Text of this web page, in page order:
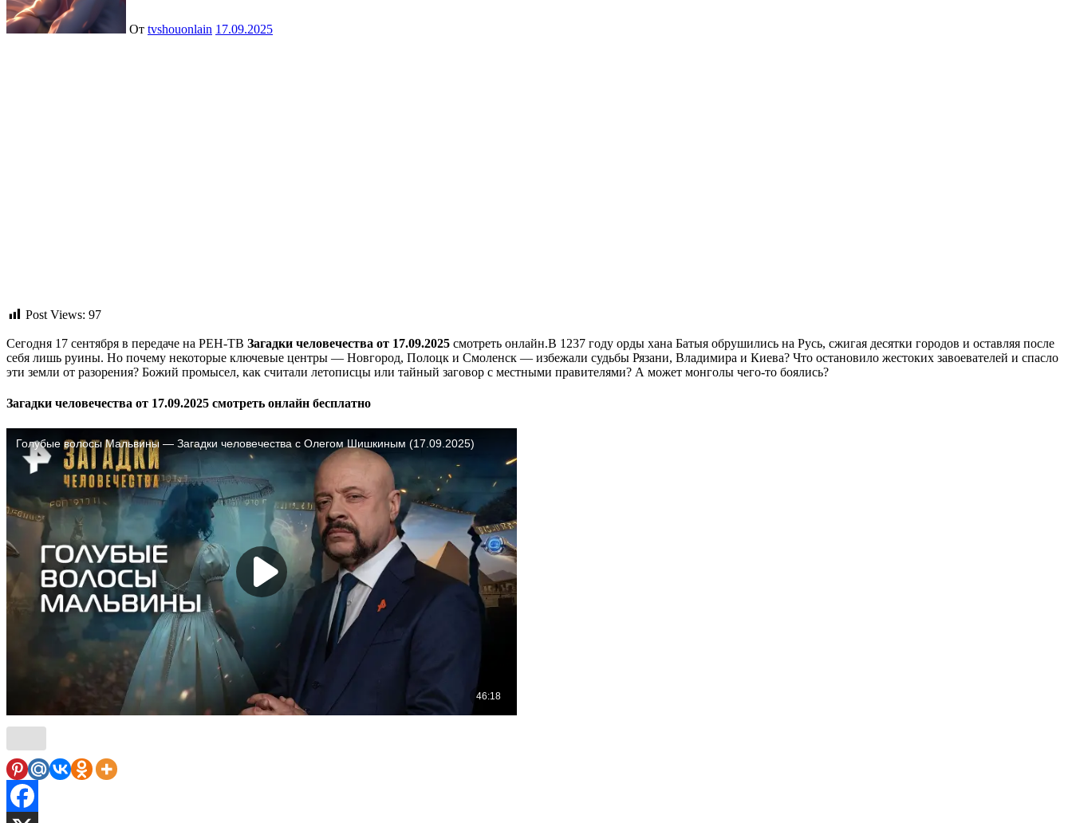
От tvshouonlain 17.09.2025
Post Views: 97
Сегодня 17 сентября в передаче на РЕН-ТВ Загадки человечества от 17.09.2025 смотреть онлайн.В 1237 году орды хана Батыя обрушились на Русь, сжигая десятки городов и оставляя после
себя лишь руины. Но почему некоторые ключевые центры — Новгород, Полоцк и Смоленск — избежали судьбы Рязани, Владимира и Киева? Что остановило жестоких завоевателей и спасло
эти земли от разорения? Божий промысел, как считали летописцы или тайный заговор с местными правителями? А может монголы чего-то боялись?
Загадки человечества от 17.09.2025 смотреть онлайн бесплатно